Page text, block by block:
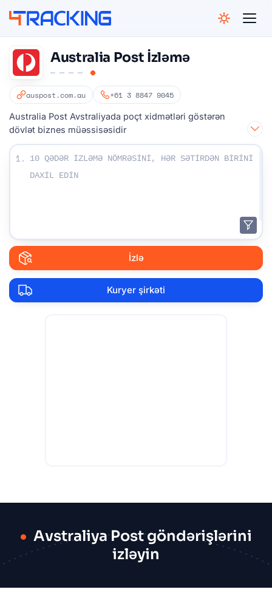
Australia Post İzləmə
auspost.com.au +61 3 8847 9045
Australia Post Avstraliyada poçt xidmətləri göstərən
dövlət biznes müəssisəsidir
İzləmə nömrələrinizi daxil edin:
1.
İzlə
Kuryer şirkəti
Avstraliya Post göndərişlərini
izləyin